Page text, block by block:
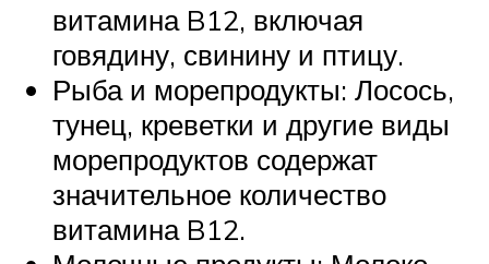
витамина B12, включая
говядину, свинину и птицу.
Рыба и морепродукты: Лосось,
тунец, креветки и другие виды
морепродуктов содержат
значительное количество
витамина B12.